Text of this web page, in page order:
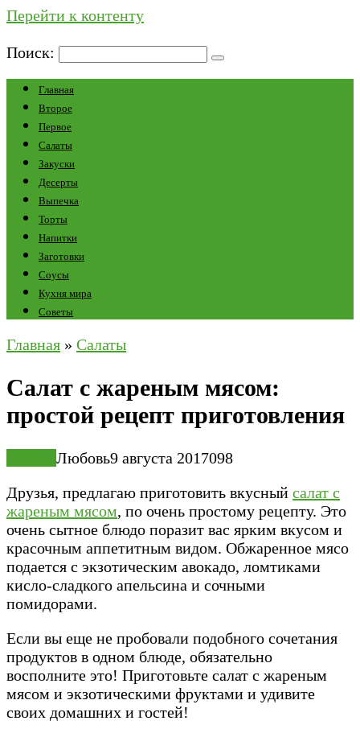
Перейти к контенту
Поиск:
Главная
Второе
Первое
Салаты
Закуски
Десерты
Выпечка
Торты
Напитки
Заготовки
Соусы
Кухня мира
Советы
Главная » Салаты
Салат с жареным мясом:
простой рецепт приготовления
Любовь9 августа 2017098
Друзья, предлагаю приготовить вкусный салат с
жареным мясом, по очень простому рецепту. Это
очень сытное блюдо поразит вас ярким вкусом и
красочным аппетитным видом. Обжаренное мясо
подается с экзотическим авокадо, ломтиками
кисло-сладкого апельсина и сочными
помидорами.
Если вы еще не пробовали подобного сочетания
продуктов в одном блюде, обязательно
восполните это! Приготовьте салат с жареным
мясом и экзотическими фруктами и удивите
своих домашних и гостей!